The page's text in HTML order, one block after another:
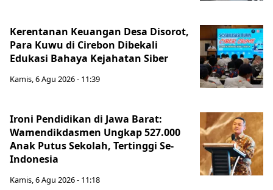
Kerentanan Keuangan Desa Disorot,
Para Kuwu di Cirebon Dibekali
Edukasi Bahaya Kejahatan Siber
Kamis, 6 Agu 2026 - 11:39
Ironi Pendidikan di Jawa Barat:
Wamendikdasmen Ungkap 527.000
Anak Putus Sekolah, Tertinggi Se-
Indonesia
Kamis, 6 Agu 2026 - 11:18